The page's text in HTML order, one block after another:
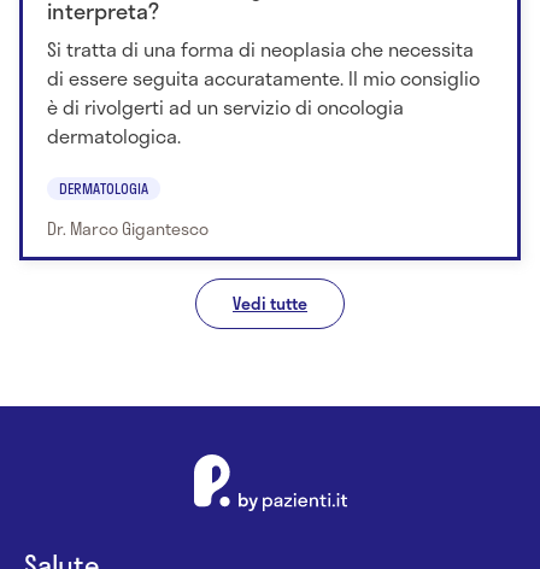
interpreta?
Si tratta di una forma di neoplasia che necessita
di essere seguita accuratamente. Il mio consiglio
è di rivolgerti ad un servizio di oncologia
dermatologica.
DERMATOLOGIA
Dr. Marco Gigantesco
Vedi tutte